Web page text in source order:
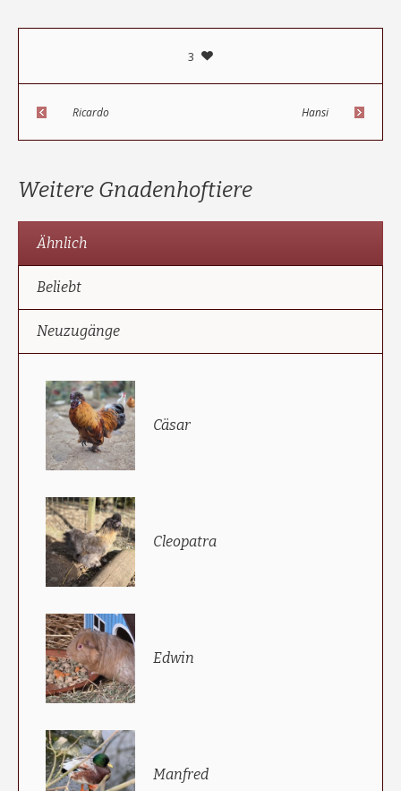
3
Ricardo Hansi
Weitere Gnadenhoftiere
Ähnlich
Beliebt
Neuzugänge
Cäsar
Cleopatra
Edwin
Manfred